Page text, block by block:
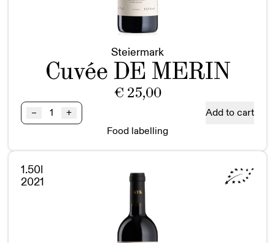
Steiermark
Cuvée DE MERIN
€ 25,00
–
Cuvée
DE
BIO
quantity
+
Add to cart
Food labelling
1.50l
2021